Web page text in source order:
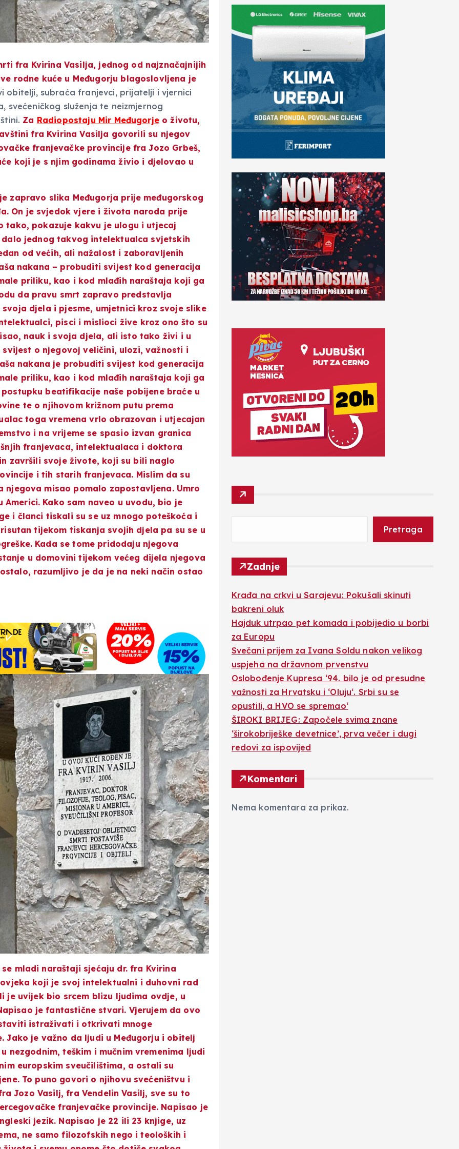
fra Kvirina Vasilja, jednog od najznačajnijih
rodne kuće u Međugorju blagoslovljena je
obitelji, subraća franjevci, prijatelji i vjernici
služenja te neizmjernog
Za Radiopostaju Mir Međugorjeo životu,
fra Kvirina Vasilja govorili su njegov
franjevačke provincije fra Jozo Grbeš,
koji je s njim godinama živio i djelovao u
zapravo slika Međugorja prije međugorskog
On je svjedok vjere i života naroda prije
tako, pokazuje kakvu je ulogu i utjecaj
jednog takvog intelektualca svjetskih
od većih, ali nažalost i zaboravljenih
nakana – probuditi svijest kod generacija
priliku, kao i kod mlađih naraštaja koji ga
da pravu smrt zapravo predstavlja
djela i pjesme, umjetnici kroz svoje slike
pisci i mislioci žive kroz ono što su
nauk i svoja djela, ali isto tako živi i u
o njegovoj veličini, ulozi, važnosti i
nakana je probuditi svijest kod generacija
priliku, kao i kod mlađih naraštaja koji ga
beatifikacije naše pobijene braće u
te o njihovom križnom putu prema
toga vremena vrlo obrazovan i utjecajan
i na vrijeme se spasio izvan granica
franjevaca, intelektualaca i doktora
završili svoje živote, koji su bili naglo
i tih starih franjevaca. Mislim da su
misao pomalo zapostavljena. Umro
Kako sam naveo u uvodu, bio je
i članci tiskali su se uz mnogo poteškoća i
tijekom tiskanja svojih djela pa su se u
Kada se tome pridodaju njegova
u domovini tijekom većeg dijela njegova
razumljivo je da je na neki način ostao
mladi naraštaji sjećaju dr. fra Kvirina
koji je svoj intelektualni i duhovni rad
uvijek bio srcem blizu ljudima ovdje, u
je fantastične stvari. Vjerujem da ovo
istraživati i otkrivati mnoge
je važno da ljudi u Međugorju i obitelj
nezgodnim, teškim i mučnim vremenima ljudi
europskim sveučilištima, a ostali su
To puno govori o njihovu svećeništvu i
Jozo Vasilj, fra Vendelin Vasilj, sve su to
franjevačke provincije. Napisao je
jezik. Napisao je 22 ili 23 knjige, uz
ne samo filozofskih nego i teoloških i
Pretraga
Zadnje
Krađa na crkvi u Sarajevu: Pokušali skinuti
bakreni oluk
Hajduk utrpao pet komada i pobijedio u borbi
za Europu
Svečani prijem za Ivana Soldu nakon velikog
uspjeha na državnom prvenstvu
Oslobođenje Kupresa ‘94. bilo je od presudne
važnosti za Hrvatsku i ‘Oluju‘. Srbi su se
opustili, a HVO se spremao‘
ŠIROKI BRIJEG: Započele svima znane
‘širokobriješke devetnice’, prva večer i dugi
redovi za ispovijed
Komentari
Nema komentara za prikaz.